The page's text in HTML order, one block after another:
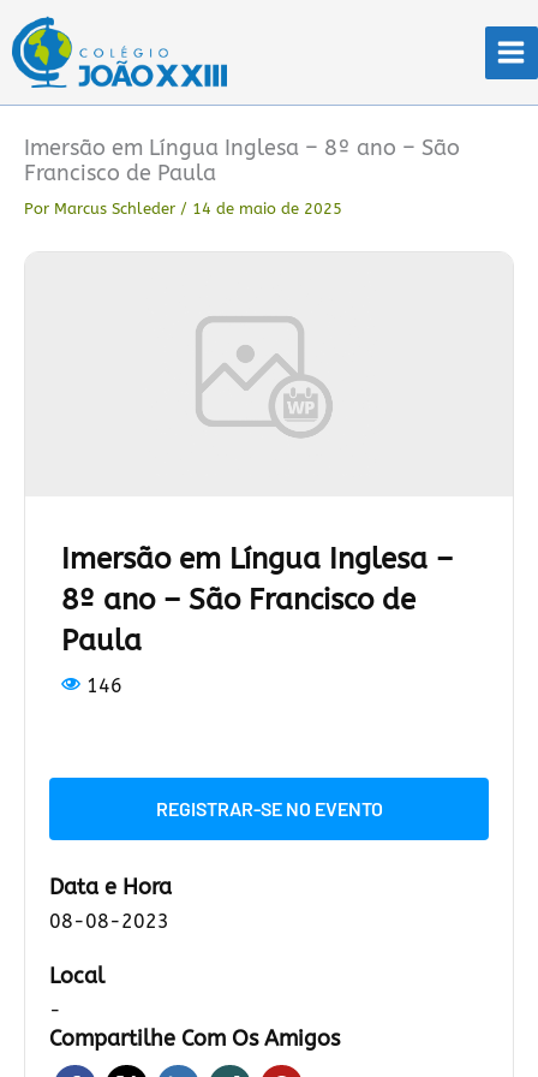
para
conteúdo
Imersão em Língua Inglesa – 8º ano – São
Francisco de Paula
Por Marcus Schleder / 14 de maio de 2025
Imersão em Língua Inglesa –
8º ano – São Francisco de
Paula
146
REGISTRAR-SE NO EVENTO
Data e Hora
08-08-2023
Local
-
Compartilhe Com Os Amigos